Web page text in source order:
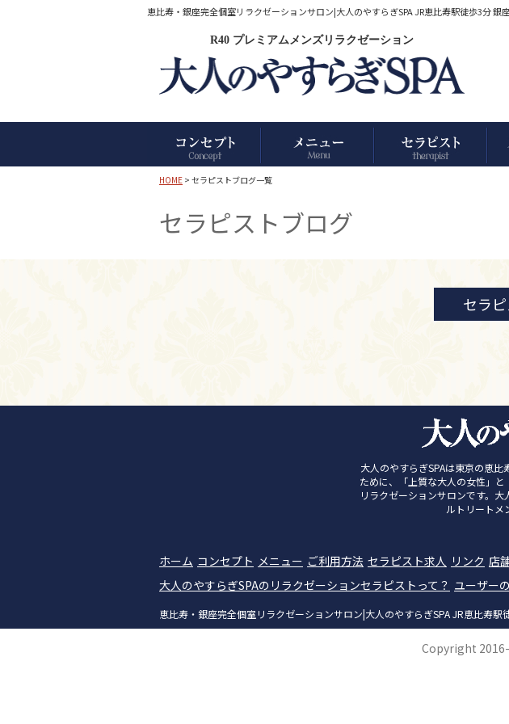
恵比寿・銀座完全個室リラクゼーションサロン|大人のやすらぎSPA JR恵比寿駅徒歩3分 銀
R40 プレミアムメンズリラクゼーション
HOME > セラピストブログ一覧
セラピストブログ
セラ
大人のやすらぎSPAは東京の恵
ために、「上質な大人の女性」
リラクゼーションサロンです。
ルトリートメ
ホーム コンセプト メニュー ご利用方法 セラピスト求人 リンク 店
大人のやすらぎSPAのリラクゼーションセラピストって？ ユーザー
恵比寿・銀座完全個室リラクゼーションサロン|大人のやすらぎSPA JR恵比寿
Copyright 2016-